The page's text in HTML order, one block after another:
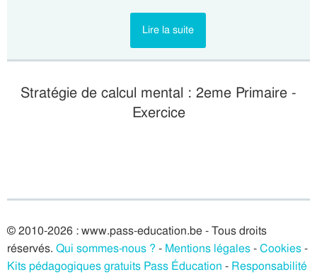
Lire la suite
Stratégie de calcul mental : 2eme Primaire -
Exercice
© 2010-2026 : www.pass-education.be - Tous droits
réservés. Qui sommes-nous ? - Mentions légales-Cookies-
Kits pédagogiques gratuits Pass Éducation - Responsabilité